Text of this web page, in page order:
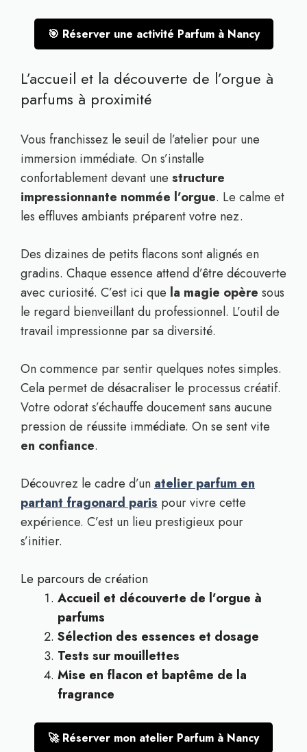
🎯 Réserver une activité Parfum à Nancy
L’accueil et la découverte de l’orgue à
parfums à proximité
Vous franchissez le seuil de l’atelier pour une
immersion immédiate. On s’installe
confortablement devant une structure
impressionnante nommée l’orgue. Le calme et
les effluves ambiants préparent votre nez.
Des dizaines de petits flacons sont alignés en
gradins. Chaque essence attend d’être découverte
avec curiosité. C’est ici que la magie opère sous
le regard bienveillant du professionnel. L’outil de
travail impressionne par sa diversité.
On commence par sentir quelques notes simples.
Cela permet de désacraliser le processus créatif.
Votre odorat s’échauffe doucement sans aucune
pression de réussite immédiate. On se sent vite
en confiance.
Découvrez le cadre d’unatelier parfum en
partant fragonard paris pour vivre cette
expérience. C’est un lieu prestigieux pour
s’initier.
Le parcours de création
Accueil et découverte de l’orgue à
parfums
Sélection des essences et dosage
Tests sur mouillettes
Mise en flacon et baptême de la
fragrance
🚀 Réserver mon atelier Parfum à Nancy